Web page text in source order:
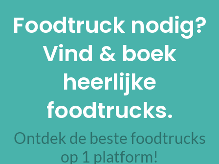
Foodtruck nodig?
Vind & boek
heerlijke
foodtrucks.
Ontdek de beste foodtrucks
op 1 platform!